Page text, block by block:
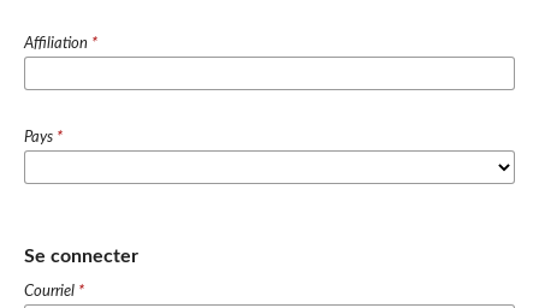
Affiliation *
Pays *
Se connecter
Courriel *